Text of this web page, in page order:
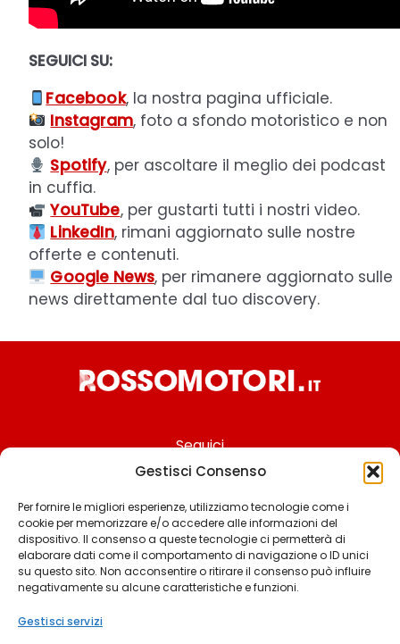
Gestisci Consenso
Per fornire le migliori esperienze, utilizziamo tecnologie come i
cookie per memorizzare e/o accedere alle informazioni del
dispositivo. Il consenso a queste tecnologie ci permetterà di
elaborare dati come il comportamento di navigazione o ID unici
su questo sito. Non acconsentire o ritirare il consenso può influire
negativamente su alcune caratteristiche e funzioni.
Gestisci servizi
SEGUICI SU:
Facebook, la nostra pagina ufficiale.
Instagram, foto a sfondo motoristico e non
solo!
Spotify, per ascoltare il meglio dei podcast
in cuffia.
YouTube, per gustarti tutti i nostri video.
LinkedIn, rimani aggiornato sulle nostre
offerte e contenuti.
Google News, per rimanere aggiornato sulle
news direttamente dal tuo discovery.
Seguici
Chi siamo
Contattaci
Termini & Condizioni